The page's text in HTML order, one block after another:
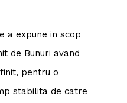
a expune in scop
de Bunuri avand
pentru o
stabilita de catre